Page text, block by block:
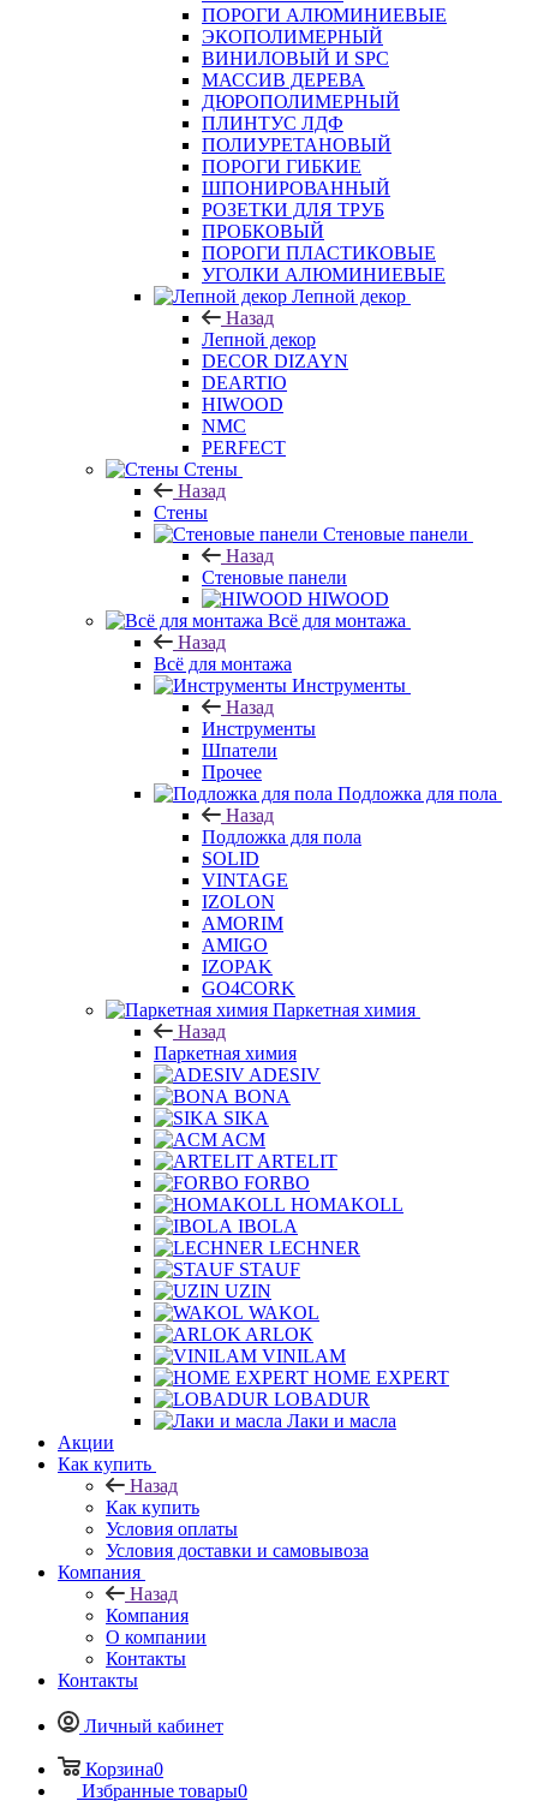
ПОРОГИ АЛЮМИНИЕВЫЕ
ЭКОПОЛИМЕРНЫЙ
ВИНИЛОВЫЙ И SPC
МАССИВ ДЕРЕВА
ДЮРОПОЛИМЕРНЫЙ
ПЛИНТУС ЛДФ
ПОЛИУРЕТАНОВЫЙ
ПОРОГИ ГИБКИЕ
ШПОНИРОВАННЫЙ
РОЗЕТКИ ДЛЯ ТРУБ
ПРОБКОВЫЙ
ПОРОГИ ПЛАСТИКОВЫЕ
УГОЛКИ АЛЮМИНИЕВЫЕ
Лепной декор
Назад
Лепной декор
DECOR DIZAYN
DEARTIO
HIWOOD
NMC
PERFECT
Стены
Назад
Стены
Стеновые панели
Назад
Стеновые панели
HIWOOD
Всё для монтажа
Назад
Всё для монтажа
Инструменты
Назад
Инструменты
Шпатели
Прочее
Подложка для пола
Назад
Подложка для пола
SOLID
VINTAGE
IZOLON
AMORIM
AMIGO
IZOPAK
GO4CORK
Паркетная химия
Назад
Паркетная химия
ADESIV
BONA
SIKA
ACM
ARTELIT
FORBO
HOMAKOLL
IBOLA
LECHNER
STAUF
UZIN
WAKOL
ARLOK
VINILAM
HOME EXPERT
LOBADUR
Лаки и масла
Акции
Как купить
Назад
Как купить
Условия оплаты
Условия доставки и самовывоза
Компания
Назад
Компания
О компании
Контакты
Контакты
Личный кабинет
Корзина0
Избранные товары0